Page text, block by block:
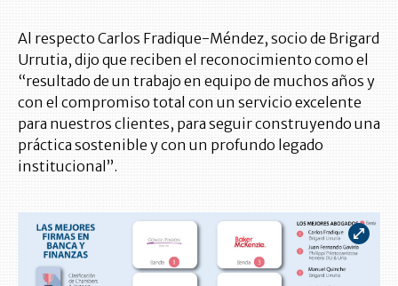
Al respecto Carlos Fradique-Méndez, socio de Brigard
Urrutia, dijo que reciben el reconocimiento como el
“resultado de un trabajo en equipo de muchos años y
con el compromiso total con un servicio excelente
para nuestros clientes, para seguir construyendo una
práctica sostenible y con un profundo legado
institucional”.